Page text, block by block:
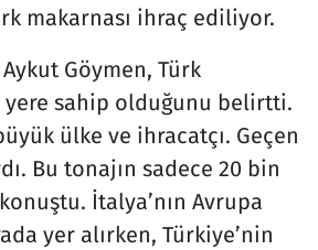
makarnası ihraç ediliyor.
Göymen, Türk
yere sahip olduğunu belirtti.
ülke ve ihracatçı. Geçen
Bu tonajın sadece 20 bin
İtalya’nın Avrupa
yer alırken, Türkiye’nin